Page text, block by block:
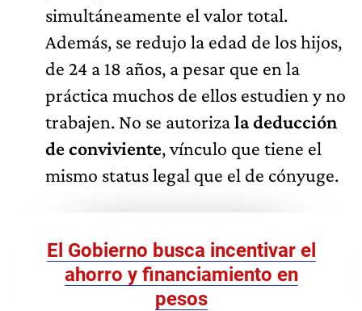
simultáneamente el valor total.
Además, se redujo la edad de los hijos,
de 24 a 18 años, a pesar que en la
práctica muchos de ellos estudien y no
trabajen. No se autorizala deducción
de conviviente, vínculo que tiene el
mismo status legal que el de cónyuge.
El Gobierno busca incentivar el
ahorro y financiamiento en
pesos